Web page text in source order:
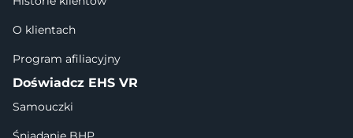
O klientach
Program afiliacyjny
Doświadcz EHS VR
Samouczki